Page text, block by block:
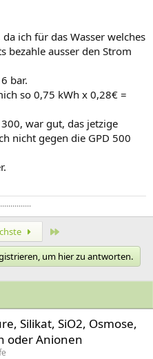
ich für das Wasser welches
bezahle ausser den Strom
bar.
so 0,75 kWh x 0,28€ =
war gut, das jetzige
nicht gegen die GPD 500
um hier zu antworten.
Silikat, SiO2, Osmose,
oder Anionen